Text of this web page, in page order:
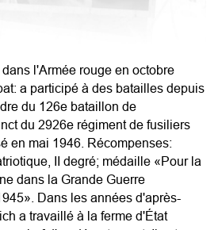
l'Armée rouge en octobre
a participé à des batailles depuis
du 126e bataillon de
du 2926e régiment de fusiliers
en mai 1946. Récompenses:
II degré; médaille «Pour la
dans la Grande Guerre
Dans les années d'après-
a travaillé à la ferme d'État